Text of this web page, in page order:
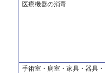
医療機器の消毒
手術室・病室・家具・器具・